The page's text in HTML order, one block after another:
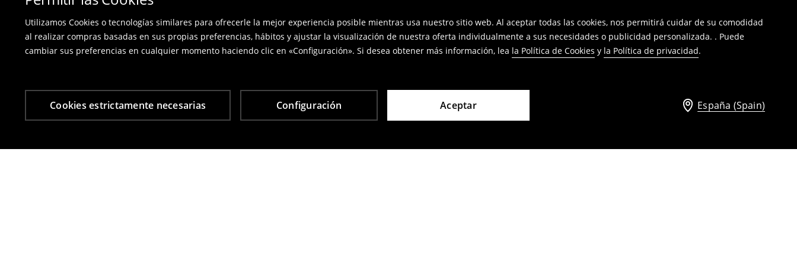
Utilizamos Cookies o tecnologías similares para ofrecerle la mejor experiencia posible mientras usa nuestro sitio web. Al aceptar todas las cookies, nos permitirá cuidar de su comodidad
al realizar compras basadas en sus propias preferencias, hábitos y ajustar la visualización de nuestra oferta individualmente a sus necesidades o publicidad personalizada. . Puede
cambiar sus preferencias en cualquier momento haciendo clic en «Configuración». Si desea obtener más información, lea la Política de Cookies y la Política de privacidad.
Cookies estrictamente necesarias Configuración Aceptar España (Spain)